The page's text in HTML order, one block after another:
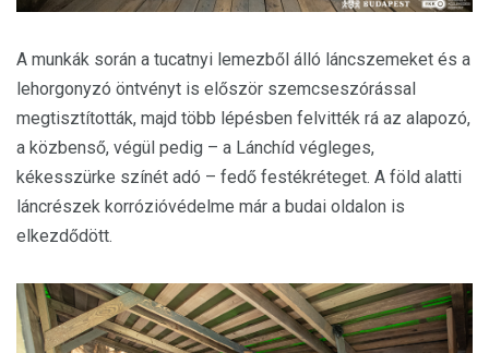
A munkák során a tucatnyi lemezből álló láncszemeket és a
lehorgonyzó öntvényt is először szemcseszórással
megtisztították, majd több lépésben felvitték rá az alapozó,
a közbenső, végül pedig – a Lánchíd végleges,
kékesszürke színét adó – fedő festékréteget. A föld alatti
láncrészek korrózióvédelme már a budai oldalon is
elkezdődött.